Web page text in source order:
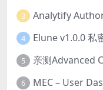
3 Analytify
4 Elune v1.0.0 私
5
6 MEC – User